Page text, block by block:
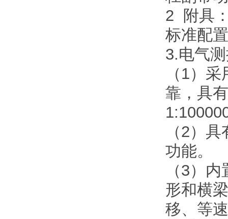
2 附具
标准配
3.电气
（1）
靠，具
（2）
功能。
（3）
形和横
移、等